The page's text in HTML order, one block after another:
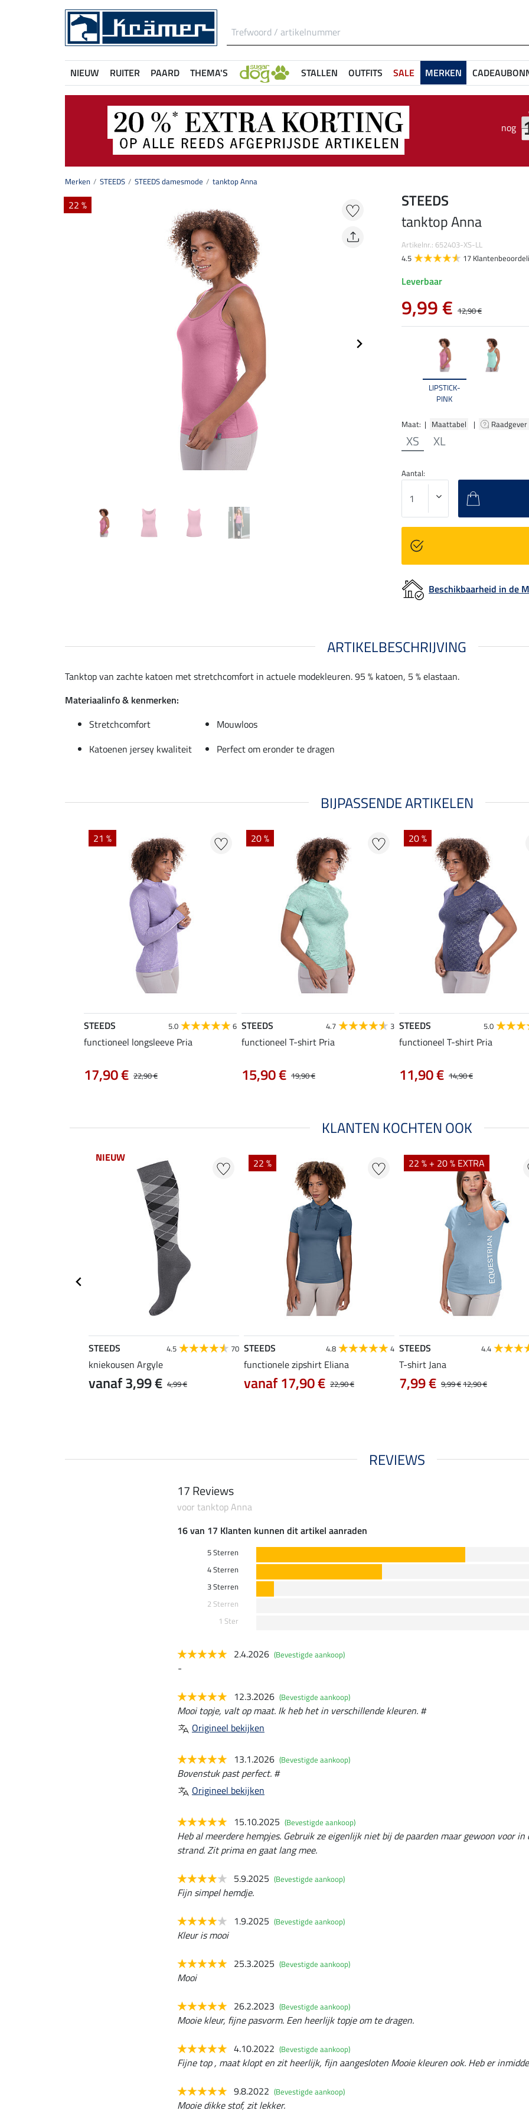
NIEUW RUITER PAARD THEMA'S STALLEN OUTFITS SALE MERKEN
nog
Merken STEEDS STEEDS damesmode tanktop Anna
22 %
LIPSTICK-
PINK
Maat: | Maattabel | Raadgever
XS XL
STEEDS
tanktop Anna
Artikelnr.: 652403-XS-LL
4.5
17
Leverbaar
9,99 € 12,90 €
Aantal:
Beschikbaarheid in de
ARTIKELBESCHRIJVING
Tanktop van zachte katoen met stretchcomfort in actuele modekleuren. 95 % katoen, 5 % elastaan.
Materiaalinfo & kenmerken:
Stretchcomfort
Mouwloos
Katoenen jersey kwaliteit
Perfect om eronder te dragen
BIJPASSENDE ARTIKELEN
21 %
STEEDS 5.0 6
functioneel longsleeve Pria
22,90 €
17,90 €
20 %
STEEDS 4.7 3
functioneel T-shirt Pria
19,90 €
15,90 €
20 %
STEEDS 5.0
functioneel T-shirt Pria
14,90 €
11,90 €
KLANTEN KOCHTEN OOK
NIEUW
STEEDS 4.5 70
kniekousen Argyle
4,99 €
vanaf 3,99 €
22 %
STEEDS 4.8 4
functionele zipshirt Eliana
22,90 €
vanaf 17,90 €
22 % + 20 % EXTRA
STEEDS 4.4
T-shirt Jana
9,99 €12,90 €
7,99 €
REVIEWS
17 Reviews
voor tanktop Anna
16 van 17 Klanten kunnen dit artikel aanraden
5 Sterren
4 Sterren
3 Sterren
2 Sterren
1 Ster
2.4.2026 (Bevestigde aankoop)
-
12.3.2026 (Bevestigde aankoop)
Mooi topje, valt op maat. Ik heb het in verschillende kleuren. #
Origineel bekijken
13.1.2026 (Bevestigde aankoop)
Bovenstuk past perfect. #
Origineel bekijken
15.10.2025 (Bevestigde aankoop)
Heb al meerdere hempjes. Gebruik ze eigenlijk niet bij de paarden maar gewoon voor
strand. Zit prima en gaat lang mee.
5.9.2025 (Bevestigde aankoop)
Fijn simpel hemdje.
1.9.2025 (Bevestigde aankoop)
Kleur is mooi
25.3.2025 (Bevestigde aankoop)
Mooi
26.2.2023 (Bevestigde aankoop)
Mooie kleur, fijne pasvorm. Een heerlijk topje om te dragen.
4.10.2022 (Bevestigde aankoop)
Fijne top , maat klopt en zit heerlijk, fijn aangesloten Mooie kleuren ook. Heb er
9.8.2022 (Bevestigde aankoop)
Mooie dikke stof, zit lekker.